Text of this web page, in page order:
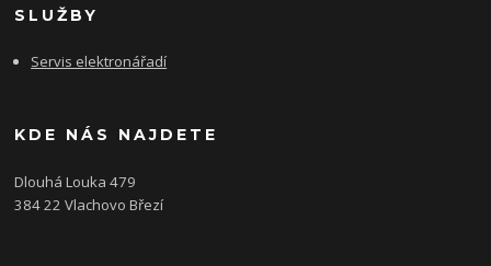
SLUŽBY
Servis elektronářadí
KDE NÁS NAJDETE
Dlouhá Louka 479
384 22 Vlachovo Březí